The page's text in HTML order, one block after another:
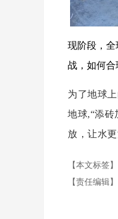
现阶段，
战，如何合
为了地球上
地球,“添砖
放，让水
【本文标签】
【责任编辑】